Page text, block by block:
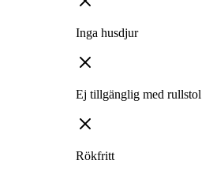
Inga husdjur
Ej tillgänglig med rullstol
Rökfritt